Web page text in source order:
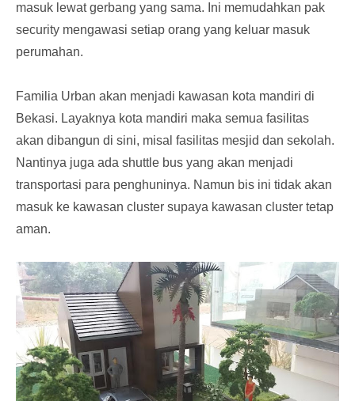
masuk lewat gerbang yang sama. Ini memudahkan pak
security mengawasi setiap orang yang keluar masuk
perumahan.
Familia Urban akan menjadi kawasan kota mandiri di
Bekasi. Layaknya kota mandiri maka semua fasilitas
akan dibangun di sini, misal fasilitas mesjid dan sekolah.
Nantinya juga ada shuttle bus yang akan menjadi
transportasi para penghuninya. Namun bis ini tidak akan
masuk ke kawasan cluster supaya kawasan cluster tetap
aman.